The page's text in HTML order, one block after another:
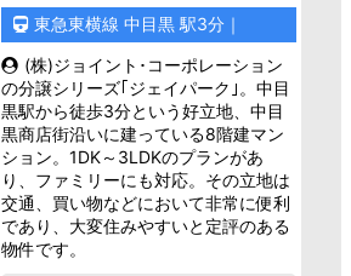
東急東横線 中目黒 駅3分｜
(株)ジョイント･コーポレーション
の分譲シリーズ｢ジェイパーク｣。中目
黒駅から徒歩3分という好立地、中目
黒商店街沿いに建っている8階建マン
ション。1DK～3LDKのプランがあ
り、ファミリーにも対応。その立地は
交通、買い物などにおいて非常に便利
であり、大変住みやすいと定評のある
物件です。